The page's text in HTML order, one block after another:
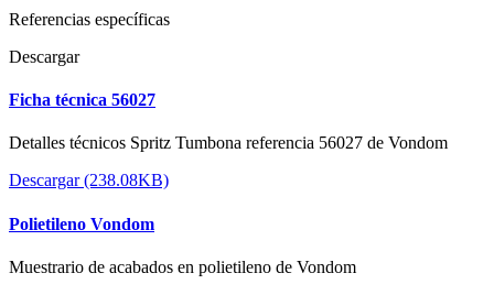
Referencias específicas
Descargar
Ficha técnica 56027
Detalles técnicos Spritz Tumbona referencia 56027 de Vondom
Descargar (238.08KB)
Polietileno Vondom
Muestrario de acabados en polietileno de Vondom